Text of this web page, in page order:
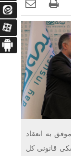
همراه
به
به انعقاد
قانونی کل